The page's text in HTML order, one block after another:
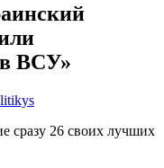
ВСУ»
сразу 26 своих лучших